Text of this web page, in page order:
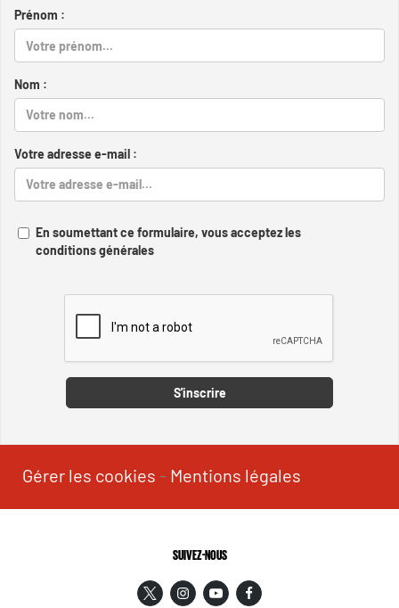
Prénom :
Nom :
Votre adresse e-mail :
En soumettant ce formulaire, vous acceptez les
conditions générales
S'inscrire
Gérer les cookies - Mentions légales
SUIVEZ-NOUS